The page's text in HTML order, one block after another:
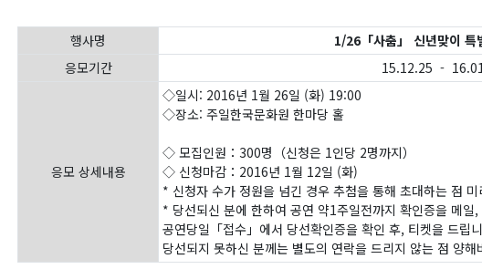
행사명
1/26「사춤」 신년맞이
응모기간
15.12.25 -
응모 상세내용
◇일시: 2016년 1월 26일 (화) 19:00
◇장소: 주일한국문화원 한마당 홀
◇ 모집인원：300명（신청은 1인당 2명까지）
◇ 신청마감：2016년 1월 12일 (화)
* 신청자 수가 정원을 넘긴 경우 추첨을 통해 초대하는 점
* 당선되신 분에 한하여 공연 약1주일전까지 확인증을 메일
공연당일「접수」에서 당선확인증을 확인 후, 티켓을 드립
당선되지 못하신 분께는 별도의 연락을 드리지 않는 점 양해